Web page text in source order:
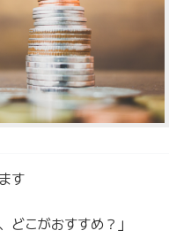
す
どこがおすすめ？」